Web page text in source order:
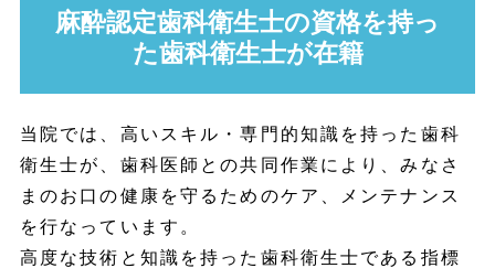
麻酔認定歯科衛生士の資格を持っ
た歯科衛生士が在籍
当院では、高いスキル・専門的知識を持った歯科
衛生士が、歯科医師との共同作業により、みなさ
まのお口の健康を守るためのケア、メンテナンス
を行なっています。
高度な技術と知識を持った歯科衛生士である指標